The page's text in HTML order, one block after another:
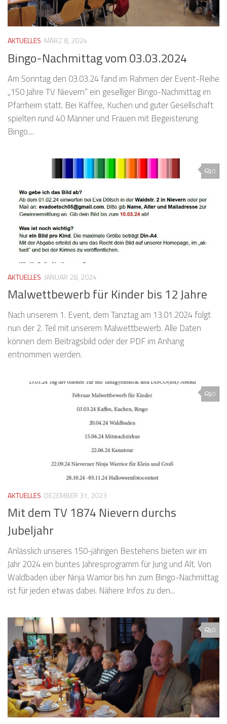
AKTUELLES MÄRZ 8, 2024
Bingo-Nachmittag vom 03.03.2024
Am Sonntag den 03.03.24 fand im Rahmen der Event-Reihe
„150 Jahre TV Nievern“ ein geselliger Bingo-Nachmittag im
Pfarrheim statt. Bei Kaffee, Kuchen und guter Gesellschaft
spielten rund 40 Männer und Frauen mit Begeisterung
Bingo....
0
AKTUELLES JANUAR 28, 2024
Malwettbewerb für Kinder bis 12 Jahre
Nach unserem 1. Event, dem Tanztag am 13.01.2024 folgt
nun der 2. Teil mit unserem Malwettbewerb. Alle Daten
können dem Beitragsbild oder der PDF im Anhang
entnommen werden.
0
AKTUELLES DEZEMBER 31, 2023
Mit dem TV 1874 Nievern durchs
Jubeljahr
Anlässlich unseres 150-jährigen Bestehens bieten wir im
Jahr 2024 ein buntes Jahresprogramm für Jung und Alt. Von
Waldbaden über Ninja Warrior bis hin zum Bingo-Nachmittag
ist für jeden etwas dabei. Nähere Infos zu den...
0